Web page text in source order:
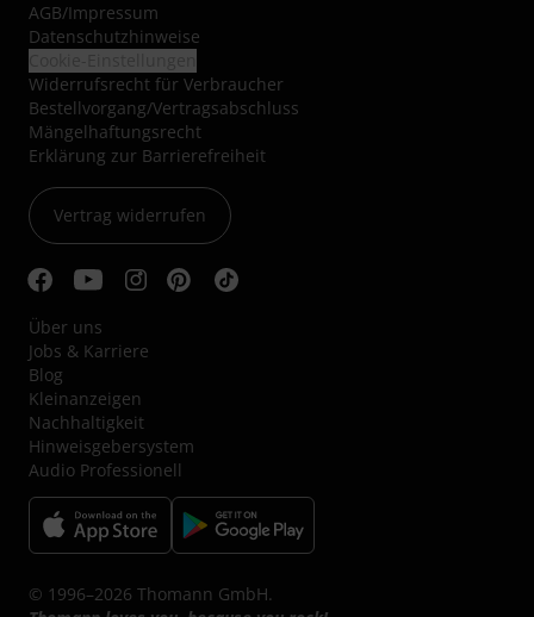
AGB/Impressum
Datenschutzhinweise
Widerrufsrecht für Verbraucher
Bestellvorgang/Vertragsabschluss
Mängelhaftungsrecht
Erklärung zur Barrierefreiheit
Vertrag widerrufen
Über uns
Jobs & Karriere
Blog
Kleinanzeigen
Nachhaltigkeit
Hinweisgebersystem
Audio Professionell
© 1996–2026 Thomann GmbH.